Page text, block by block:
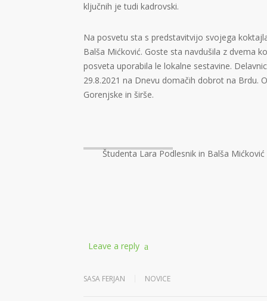
ključnih je tudi kadrovski.
Na posvetu sta s predstavitvijo svojega
Balša Mićković. Goste sta navdušila z dvema
posveta uporabila le lokalne sestavine.
29.8.2021 na Dnevu domačih dobrot na Brdu.
Gorenjske in širše.
Študenta Lara Podlesnik in Balša Mićković
Leave a reply
SASA FERJAN NOVICE